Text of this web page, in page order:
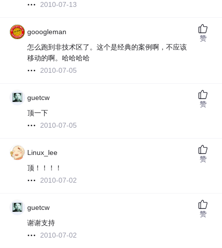
2010-07-13
gooogleman
怎么跑到非技术区了。这个是经典的案例啊，不应该
移动的啊。哈哈哈哈
2010-07-05
赞
guetcw
顶一下
2010-07-05
赞
Linux_lee
顶！！！！
2010-07-02
赞
guetcw
谢谢支持
2010-07-02
赞